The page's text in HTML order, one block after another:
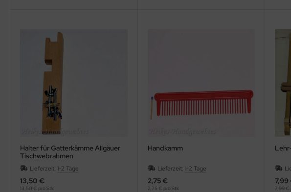
Halter für Gatterkämme Allgäuer
Tischwebrahmen
Lieferzeit: 1-2 Tage
13,50 €
13,50 € pro Stk
Handkamm
Lieferzeit: 1-2 Tage
2,75 €
2,75 € pro Stk
7,99
7,99 €